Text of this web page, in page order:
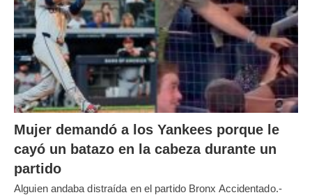
Mujer demandó a los Yankees porque le
cayó un batazo en la cabeza durante un
partido
Alguien andaba distraída en el partido Bronx Accidentado.-